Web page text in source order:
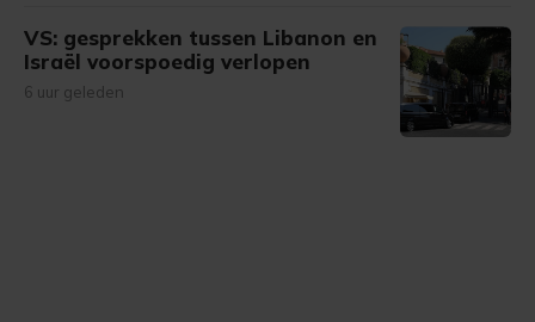
VS: gesprekken tussen Libanon en
Israël voorspoedig verlopen
6 uur geleden